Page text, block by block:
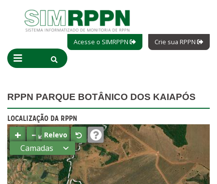
Acesse o SIMRPPN Crie sua RPPN
RPPN PARQUE BOTÂNICO DOS KAIAPÓS
LOCALIZAÇÃO DA RPPN
+ −⤢Relevo
Camadas
Estados
Municípios